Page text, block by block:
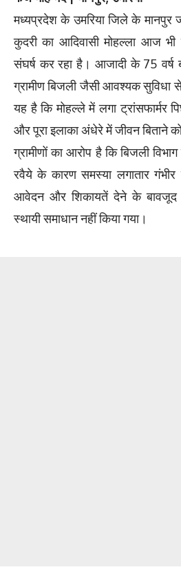
मध्यप्रदेश के उमरिया जिले के मानपुर
कुदरी का आदिवासी मोहल्ला आज भी
संघर्ष कर रहा है। आजादी के 75 वर्ष
ग्रामीण बिजली जैसी आवश्यक सुविधा
यह है कि मोहल्ले में लगा ट्रांसफार्मर
और पूरा इलाका अंधेरे में जीवन बिताने
ग्रामीणों का आरोप है कि बिजली
रवैये के कारण समस्या लगातार गंभीर
आवेदन और शिकायतें देने के बावजूद
स्थायी समाधान नहीं किया गया।